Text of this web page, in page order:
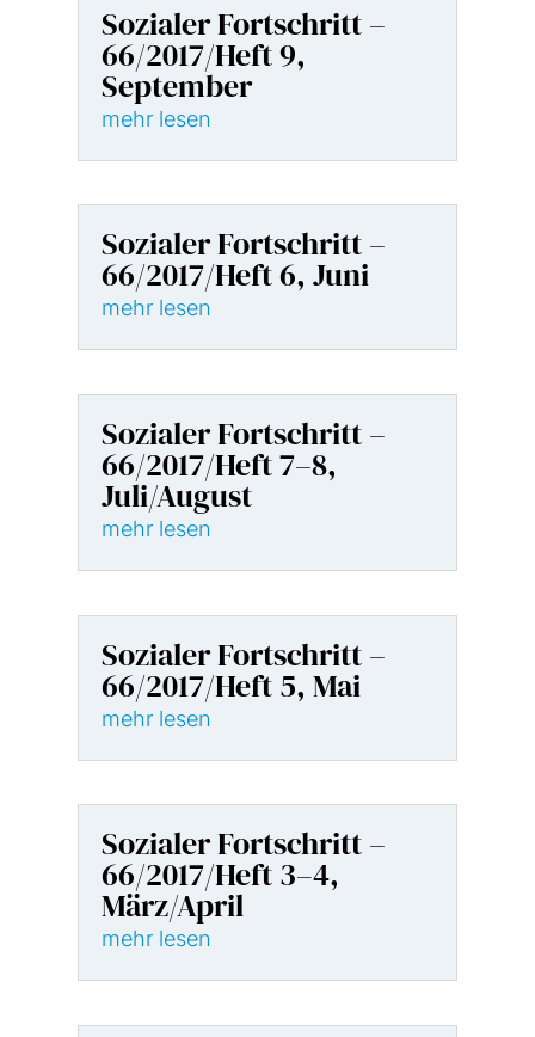
Sozialer Fortschritt –
66/2017/Heft 9,
September
mehr lesen
Sozialer Fortschritt –
66/2017/Heft 6, Juni
mehr lesen
Sozialer Fortschritt –
66/2017/Heft 7–8,
Juli/August
mehr lesen
Sozialer Fortschritt –
66/2017/Heft 5, Mai
mehr lesen
Sozialer Fortschritt –
66/2017/Heft 3–4,
März/April
mehr lesen